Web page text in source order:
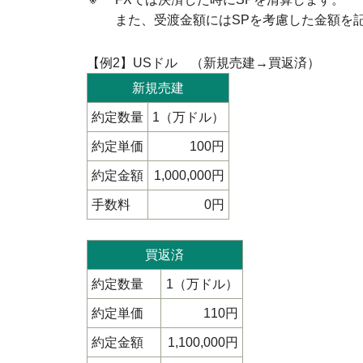
また、受渡金額にはSPを考慮した金額を
【例2】USドル （新規売建→買返済）
新規売建
約定数量 1（万ドル）
約定単価 100円
約定金額 1,000,000円
手数料 0円
買返済
約定数量 1（万ドル）
約定単価 110円
約定金額 1,100,000円